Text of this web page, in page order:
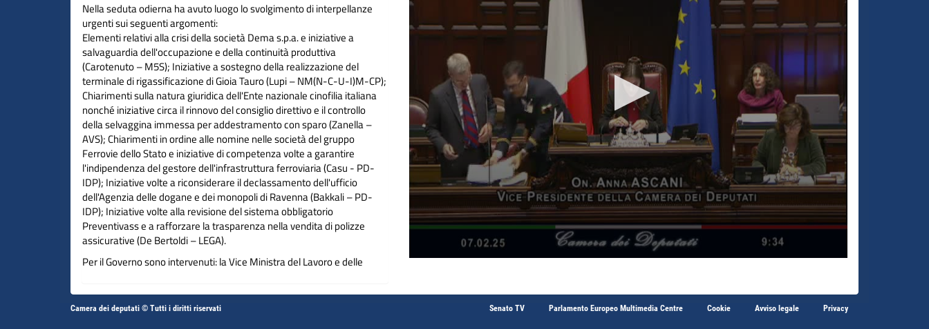
Nella seduta odierna ha avuto luogo lo svolgimento di interpellanze
urgenti sui seguenti argomenti:
Elementi relativi alla crisi della società Dema s.p.a. e iniziative a
salvaguardia dell'occupazione e della continuità produttiva
(Carotenuto – M5S); Iniziative a sostegno della realizzazione del
terminale di rigassificazione di Gioia Tauro (Lupi – NM(N-C-U-I)M-CP);
Chiarimenti sulla natura giuridica dell'Ente nazionale cinofilia italiana
nonché iniziative circa il rinnovo del consiglio direttivo e il controllo
della selvaggina immessa per addestramento con sparo (Zanella –
AVS); Chiarimenti in ordine alle nomine nelle società del gruppo
Ferrovie dello Stato e iniziative di competenza volte a garantire
l'indipendenza del gestore dell'infrastruttura ferroviaria (Casu - PD-
IDP); Iniziative volte a riconsiderare il declassamento dell'ufficio
dell'Agenzia delle dogane e dei monopoli di Ravenna (Bakkali – PD-
IDP); Iniziative volte alla revisione del sistema obbligatorio
Preventivass e a rafforzare la trasparenza nella vendita di polizze
assicurative (De Bertoldi – LEGA).
Per il Governo sono intervenuti: la Vice Ministra del Lavoro e delle
l'Agricoltura, la sovranità alimentare e le foreste, Luigi D’Eramo.
Altri
Senato TV Parlamento Europeo Multimedia Centre Cookie Avviso legale Privacy
Camera dei deputati © Tutti i diritti riservati